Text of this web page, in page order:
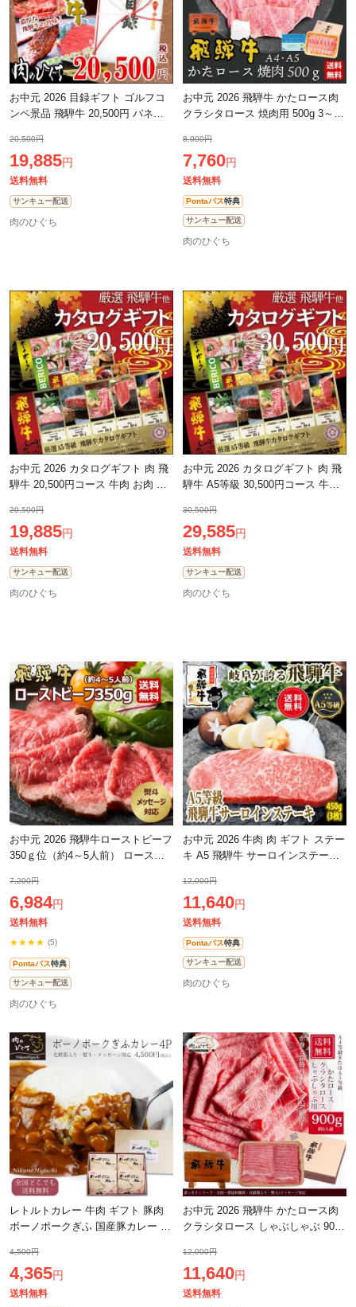
お中元 2026 目録ギフト ゴルフコ
ンペ景品 飛騨牛 20,500円 パネル
次会 ゴルフ コンペ コンペ景品 ビ
20,500円
19,885円
送料無料
サンキュー配送
肉のひぐち
お中元 2026 飛騨牛 かたロース肉
クラシタロース 焼肉用 500g 3～4
8,000円
7,760円
送料無料
Pontaパス特典
サンキュー配送
肉のひぐち
お中元 2026 カタログギフト 肉 飛
騨牛 20,500円コース 牛肉 お肉 香
ルメ 和牛 肉 黒毛和牛 御祝 御礼
20,500円
19,885円
送料無料
サンキュー配送
肉のひぐち
お中元 2026 カタログギフト 肉 飛
騨牛 A5等級 30,500円コース 牛肉
ログ グルメ 和牛 肉 黒毛和牛 御祝
30,500円
29,585円
送料無料
サンキュー配送
肉のひぐち
お中元 2026 飛騨牛ローストビーフ
350ｇ位（約4～5人前） ロースト
7,200円
6,984円
送料無料
★★★★ (5)
Pontaパス特典
サンキュー配送
肉のひぐち
お中元 2026 牛肉 肉 ギフト ステー
キ A5 飛騨牛 サーロインステーキ
ン プレミアム 和牛 ブランド牛 飛
12,000円
11,640円
送料無料
Pontaパス特典
サンキュー配送
肉のひぐち
レトルトカレー 牛肉 ギフト 豚肉
ボーノポークぎふ 国産豚カレー 化
品 進物 送料無料 簡便 即食 カレ
4,500円
4,365円
送料無料
お中元 2026 飛騨牛 かたロース肉
クラシタロース しゃぶしゃぶ 900g
12,000円
11,640円
送料無料